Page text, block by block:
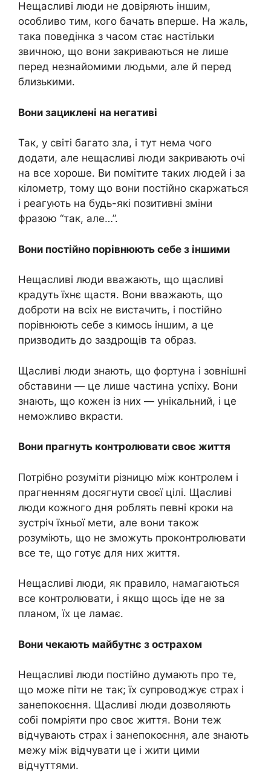
Нещасливі люди не довіряють іншим,
особливо тим, кого бачать вперше. На жаль,
така поведінка з часом стає настільки
звичною, що вони закриваються не лише
перед незнайомими людьми, але й перед
близькими.
Вони зациклені на негативі
Так, у світі багато зла, і тут нема чого
додати, але нещасливі люди закривають очі
на все хороше. Ви помітите таких людей і за
кілометр, тому що вони постійно скаржаться
і реагують на будь-які позитивні зміни
фразою “так, але…”.
Вони постійно порівнюють себе з іншими
Нещасливі люди вважають, що щасливі
крадуть їхнє щастя. Вони вважають, що
доброти на всіх не вистачить, і постійно
порівнюють себе з кимось іншим, а це
призводить до заздрощів та образ.
Щасливі люди знають, що фортуна і зовнішні
обставини — це лише частина успіху. Вони
знають, що кожен із них — унікальний, і це
неможливо вкрасти.
Вони прагнуть контролювати своє життя
Потрібно розуміти різницю між контролем і
прагненням досягнути своєї цілі. Щасливі
люди кожного дня роблять певні кроки на
зустріч їхньої мети, але вони також
розуміють, що не зможуть проконтролювати
все те, що готує для них життя.
Нещасливі люди, як правило, намагаються
все контролювати, і якщо щось іде не за
планом, їх це ламає.
Вони чекають майбутнє з острахом
Нещасливі люди постійно думають про те,
що може піти не так; їх супроводжує страх і
занепокоєння. Щасливі люди дозволяють
собі помріяти про своє життя. Вони теж
відчувають страх і занепокоєння, але знають
межу між відчувати це і жити цими
відчуттями.